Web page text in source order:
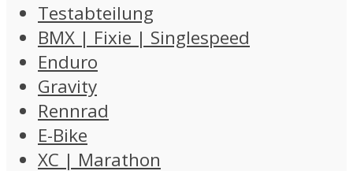
Testabteilung
BMX | Fixie | Singlespeed
Enduro
Gravity
Rennrad
E-Bike
XC | Marathon